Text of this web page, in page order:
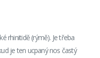
rhinitidě (rýmě). Je třeba
je ten ucpaný nos častý